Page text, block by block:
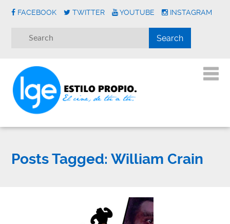
FACEBOOK TWITTER YOUTUBE INSTAGRAM
Posts Tagged: William Crain